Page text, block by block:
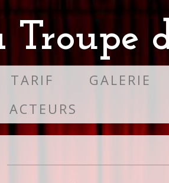
Troupe
TARIF GALERIE
ACTEURS